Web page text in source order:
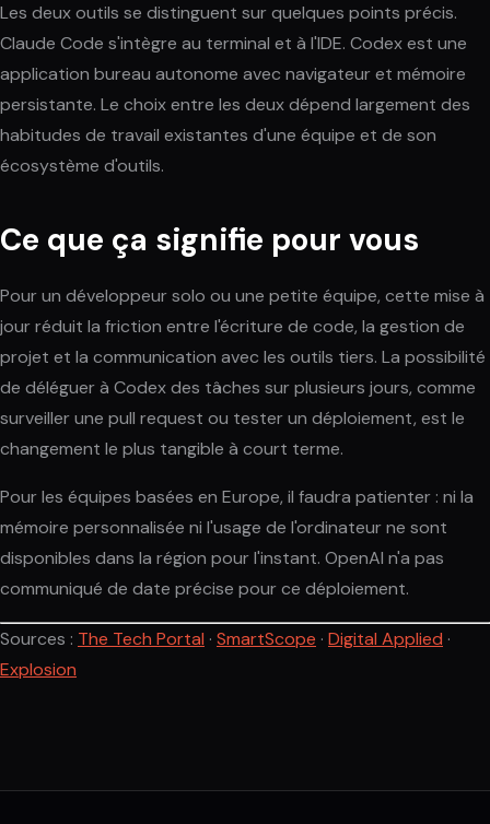
Les deux outils se distinguent sur quelques points précis.
Claude Code s'intègre au terminal et à l'IDE. Codex est une
application bureau autonome avec navigateur et mémoire
persistante. Le choix entre les deux dépend largement des
habitudes de travail existantes d'une équipe et de son
écosystème d'outils.
Ce que ça signifie pour vous
Pour un développeur solo ou une petite équipe, cette mise à
jour réduit la friction entre l'écriture de code, la gestion de
projet et la communication avec les outils tiers. La possibilité
de déléguer à Codex des tâches sur plusieurs jours, comme
surveiller une pull request ou tester un déploiement, est le
changement le plus tangible à court terme.
Pour les équipes basées en Europe, il faudra patienter : ni la
mémoire personnalisée ni l'usage de l'ordinateur ne sont
disponibles dans la région pour l'instant. OpenAI n'a pas
communiqué de date précise pour ce déploiement.
Sources : The Tech Portal · SmartScope · Digital Applied ·
Explosion